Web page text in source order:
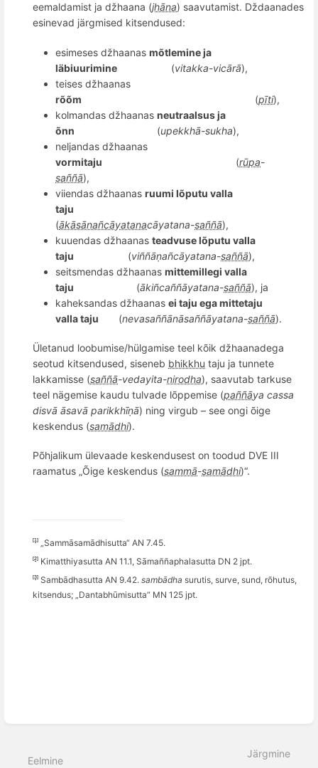
eemaldamist ja džhaana (jhāna) saavutamist. Dždaanades
esinevad järgmised kitsendused:
esimeses džhaanas mõtlemine ja
läbiuurimine
(vitakka-vicārā),
teises džhaanas
rõõm (pīti),
kolmandas džhaanas neutraalsus ja
õnn
(upekkhā-sukha),
neljandas džhaanas
vormitaju
(rūpa-
saññā),
viiendas džhaanas ruumi lõputu valla
taju
(ākāsānañcāyatanacāyatana-saññā),
kuuendas džhaanas teadvuse lõputu valla
taju
(viññāṇañcāyatana-saññā),
seitsmendas džhaanas mittemillegi valla
taju
(ākiñcaññāyatana-saññā), ja
kaheksandas džhaanas ei taju ega mittetaju
valla taju
(nevasaññānāsaññāyatana-saññā).
Ületanud loobumise/hülgamise teel kõik džhaanadega
seotud kitsendused, siseneb bhikkhu taju ja tunnete
lakkamisse (saññā-vedayita-nirodha), saavutab tarkuse
teel nägemise kaudu tulvade lõppemise (paññāya cassa
disvā āsavā parikkhīṇā) ning virgub – see ongi õige
keskendus (samādhi).
Põhjalikum ülevaade keskendusest on toodud DVE III
raamatus „Õige keskendus (sammā-samādhi)“.
[1] „Sammāsamādhisutta“ AN 7.45.
[2] Kimatthiyasutta AN 11.1, Sāmañ­ña­phalasutta DN 2 jpt.
[3] Sambādhasutta AN 9.42. sambādha surutis, surve, sund, rõhutus,
kitsendus; „Dantabhūmisutta“ MN 125 jpt.
valiku
Eelmine
Järgmine